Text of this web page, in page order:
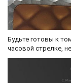
Будьте готовы к
часовой стрелке,